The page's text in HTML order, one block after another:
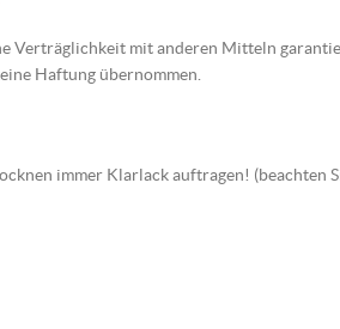
Verträglichkeit mit anderen Mitteln
Haftung übernommen.
immer Klarlack auftragen! (beachten